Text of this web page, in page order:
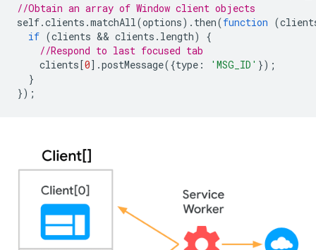
//Obtain an array of Window client objects
self.clients .matchAll(options). then(function (
if (clients && clients . length)
{
//Respond to last focused tab
clients[0].postMessage({type : 'MSG_ID' });
}
});